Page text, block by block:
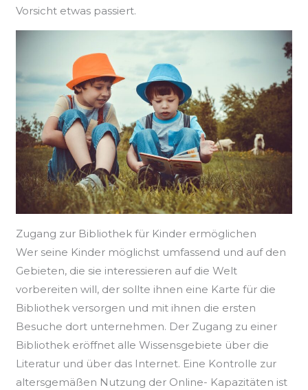
Vorsicht etwas passiert.
Zugang zur Bibliothek für Kinder ermöglichen
Wer seine Kinder möglichst umfassend und auf den
Gebieten, die sie interessieren auf die Welt
vorbereiten will, der sollte ihnen eine Karte für die
Bibliothek versorgen und mit ihnen die ersten
Besuche dort unternehmen. Der Zugang zu einer
Bibliothek eröffnet alle Wissensgebiete über die
Literatur und über das Internet. Eine Kontrolle zur
altersgemäßen Nutzung der Online- Kapazitäten ist